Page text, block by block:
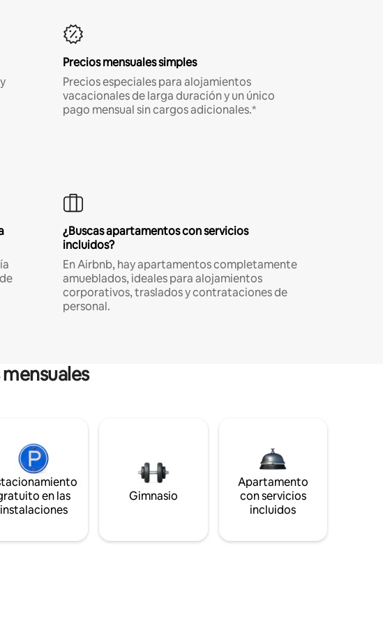
Precios mensuales simples
Precios especiales para alojamientos
vacacionales de larga duración y un único
pago mensual sin cargos adicionales.*
¿Buscas apartamentos con servicios
incluidos?
En Airbnb, hay apartamentos completamente
amueblados, ideales para alojamientos
corporativos, traslados y contrataciones de
personal.
en las
instalaciones
Gimnasio
Apartamento
con servicios
incluidos